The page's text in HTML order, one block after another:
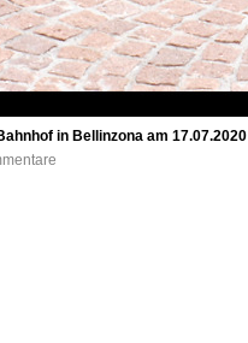
in Bellinzona am 17.07.2020